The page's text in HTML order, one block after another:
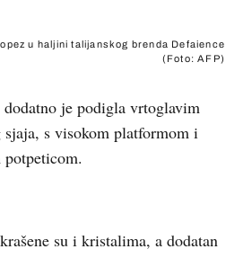
u haljini talijanskog brenda Defaience
(Foto: AFP)
je podigla vrtoglavim
s visokom platformom i
su i kristalima, a dodatan